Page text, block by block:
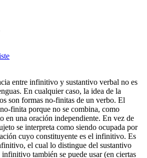
entre infinitivo y sustantivo verbal no es
En cualquier caso, la idea de la
son formas no-finitas de un verbo. El
finita porque no se combina, como
en una oración independiente. En vez de
se interpreta como siendo ocupada por
cuyo constituyente es el infinitivo. Es
el cual lo distingue del sustantivo
también se puede usar (en ciertas